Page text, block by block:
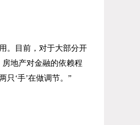
。目前，对于大部分开
地产对金融的依赖程
‘手’在做调节。”